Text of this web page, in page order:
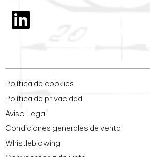
Política de cookies
Política de privacidad
Aviso Legal
Condiciones generales de venta
Whistleblowing